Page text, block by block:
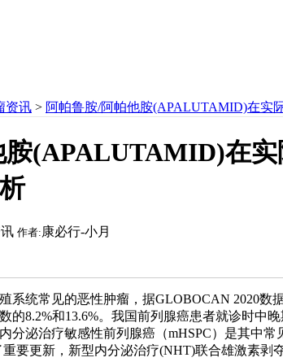
资讯 > 阿帕鲁胺/阿帕他胺(APALUTAMID)在实
胺(APALUTAMID)在
作者: 康必行-小月
统常见的恶性肿瘤，据GLOBOCAN 2020数
的8.2%和13.6%。我国前列腺癌患者就诊时中
分泌治疗敏感性前列腺癌（mHSPC）是其中
要更新，新型内分泌治疗(NHT)联合雄激素剥